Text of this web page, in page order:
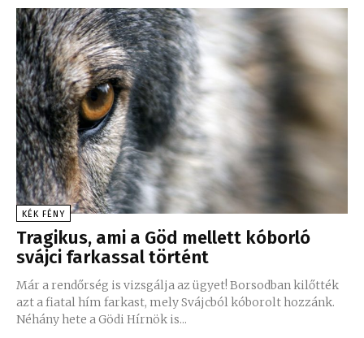
KÉK FÉNY
Tragikus, ami a Göd mellett kóborló
svájci farkassal történt
Már a rendőrség is vizsgálja az ügyet! Borsodban kilőtték
azt a fiatal hím farkast, mely Svájcból kóborolt hozzánk.
Néhány hete a Gödi Hírnök is...